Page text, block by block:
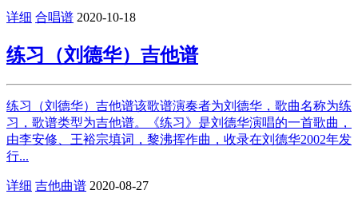
详细 合唱谱 2020-10-18
练习（刘德华）吉他谱
练习（刘德华）吉他谱该歌谱演奏者为刘德华，歌曲名称为练
习，歌谱类型为吉他谱。《练习》是刘德华演唱的一首歌曲，
由李安修、王裕宗填词，黎沸挥作曲，收录在刘德华2002年发
行...
详细 吉他曲谱 2020-08-27